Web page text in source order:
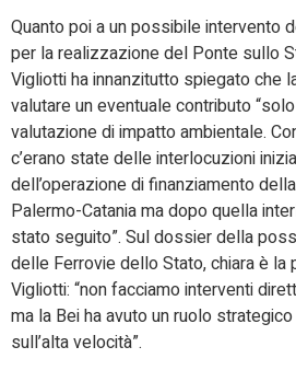
Quanto poi a un possibile intervento
per la realizzazione del Ponte sullo
Vigliotti ha innanzitutto spiegato che
valutare un eventuale contributo
valutazione di impatto ambientale.
c’erano state delle interlocuzioni
dell’operazione di finanziamento
Palermo-Catania ma dopo quella
stato seguito”. Sul dossier della
delle Ferrovie dello Stato, chiara è la
Vigliotti: “non facciamo interventi
ma la Bei ha avuto un ruolo
sull’alta velocità”.